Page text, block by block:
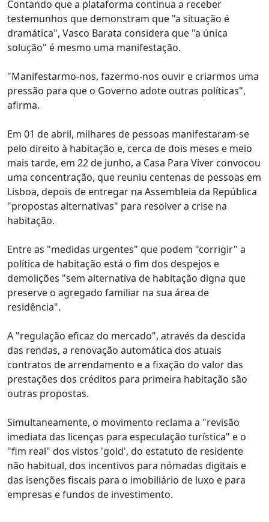
Contando que a plataforma continua a receber
testemunhos que demonstram que "a situação é
dramática", Vasco Barata considera que "a única
solução" é mesmo uma manifestação.
"Manifestarmo-nos, fazermo-nos ouvir e criarmos uma
pressão para que o Governo adote outras políticas",
afirma.
Em 01 de abril, milhares de pessoas manifestaram-se
pelo direito à habitação e, cerca de dois meses e meio
mais tarde, em 22 de junho, a Casa Para Viver convocou
uma concentração, que reuniu centenas de pessoas em
Lisboa, depois de entregar na Assembleia da República
"propostas alternativas" para resolver a crise na
habitação.
Entre as "medidas urgentes" que podem "corrigir" a
política de habitação está o fim dos despejos e
demolições "sem alternativa de habitação digna que
preserve o agregado familiar na sua área de
residência".
A "regulação eficaz do mercado", através da descida
das rendas, a renovação automática dos atuais
contratos de arrendamento e a fixação do valor das
prestações dos créditos para primeira habitação são
outras propostas.
Simultaneamente, o movimento reclama a "revisão
imediata das licenças para especulação turística" e o
"fim real" dos vistos 'gold', do estatuto de residente
não habitual, dos incentivos para nómadas digitais e
das isenções fiscais para o imobiliário de luxo e para
empresas e fundos de investimento.